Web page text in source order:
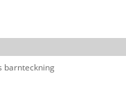
barnteckning